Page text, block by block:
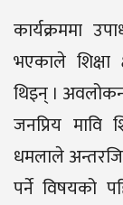
कार्यक्रममा
भएकाले
थिइन् ।
जनप्रिय
धमलाले
पर्ने विषयको